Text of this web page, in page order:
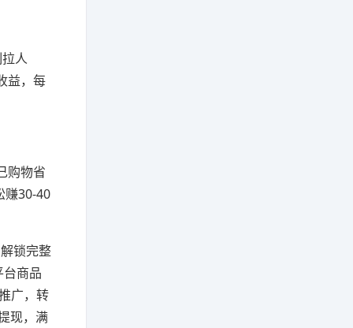
人
益，每
购物省
赚30-40
锁完整
商品
广，转
现，满